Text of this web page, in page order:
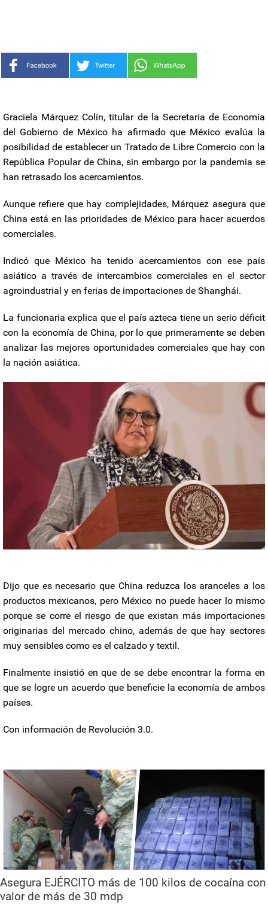
Graciela Márquez Colín, titular de la Secretaría de Economía
del Gobierno de México ha afirmado que México evalúa la
posibilidad de establecer un Tratado de Libre Comercio con la
República Popular de China, sin embargo por la pandemia se
han retrasado los acercamientos.
Aunque refiere que hay complejidades, Márquez asegura que
China está en las prioridades de México para hacer acuerdos
comerciales.
Indicó que México ha tenido acercamientos con ese país
asiático a través de intercambios comerciales en el sector
agroindustrial y en ferias de importaciones de Shanghái.
La funcionaria explica que el país azteca tiene un serio déficit
con la economía de China, por lo que primeramente se deben
analizar las mejores oportunidades comerciales que hay con
la nación asiática.
Dijo que es necesario que China reduzca los aranceles a los
productos mexicanos, pero México no puede hacer lo mismo
porque se corre el riesgo de que existan más importaciones
originarias del mercado chino, además de que hay sectores
muy sensibles como es el calzado y textil.
Finalmente insistió en que de se debe encontrar la forma en
que se logre un acuerdo que beneficie la economía de ambos
países.
Con información de Revolución 3.0.
Asegura EJÉRCITO más de 100 kilos de cocaína con
valor de más de 30 mdp